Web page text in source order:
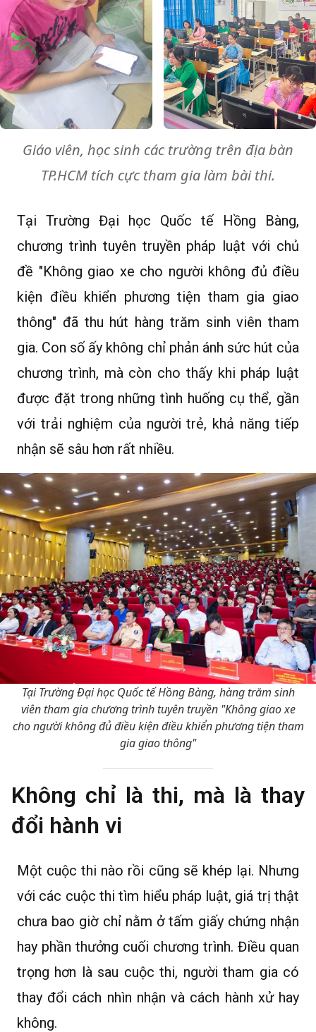
Giáo viên, học sinh các trường trên địa bàn
TP.HCM tích cực tham gia làm bài thi.
Tại Trường Đại học Quốc tế Hồng Bàng,
chương trình tuyên truyền pháp luật với chủ
đề "Không giao xe cho người không đủ điều
kiện điều khiển phương tiện tham gia giao
thông" đã thu hút hàng trăm sinh viên tham
gia. Con số ấy không chỉ phản ánh sức hút của
chương trình, mà còn cho thấy khi pháp luật
được đặt trong những tình huống cụ thể, gần
với trải nghiệm của người trẻ, khả năng tiếp
nhận sẽ sâu hơn rất nhiều.
Tại Trường Đại học Quốc tế Hồng Bàng, hàng trăm sinh
viên tham gia chương trình tuyên truyền "Không giao xe
cho người không đủ điều kiện điều khiển phương tiện tham
gia giao thông"
Không chỉ là thi, mà là thay
đổi hành vi
Một cuộc thi nào rồi cũng sẽ khép lại. Nhưng
với các cuộc thi tìm hiểu pháp luật, giá trị thật
chưa bao giờ chỉ nằm ở tấm giấy chứng nhận
hay phần thưởng cuối chương trình. Điều quan
trọng hơn là sau cuộc thi, người tham gia có
thay đổi cách nhìn nhận và cách hành xử hay
không.